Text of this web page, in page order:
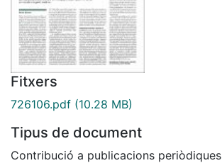
Fitxers
726106.pdf (10.28 MB)
Tipus de document
Contribució a publicacions periòdiques